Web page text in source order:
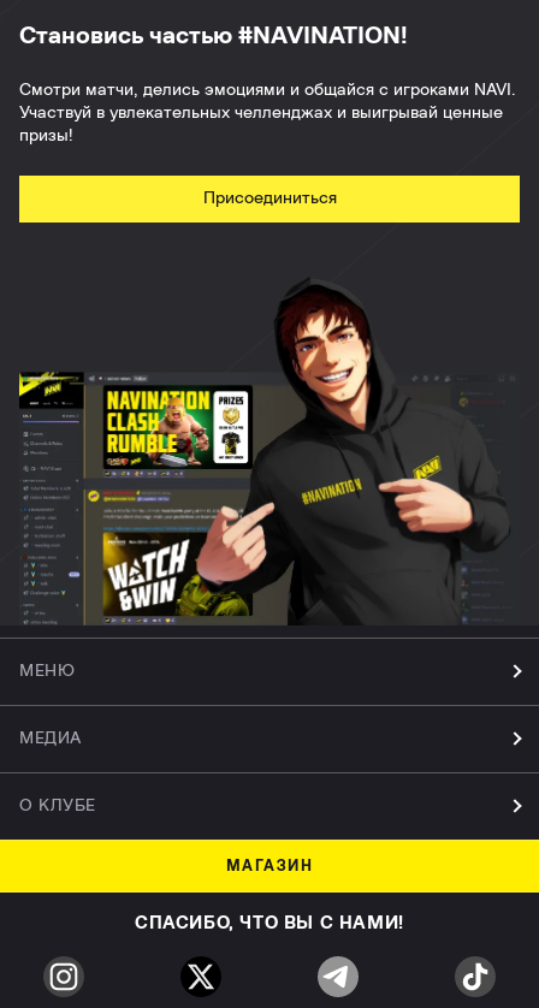
Становись частью #NAVINATION!
Смотри матчи, делись эмоциями и общайся с игроками NAVI.
Участвуй в увлекательных челленджах и выигрывай ценные
призы!
Присоединиться
МЕНЮ
МЕДИА
О КЛУБЕ
МАГАЗИН
СПАСИБО, ЧТО ВЫ С НАМИ!